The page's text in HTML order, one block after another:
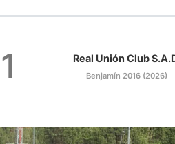
1 Real Unión Club
Benjamín 2016 (2026)